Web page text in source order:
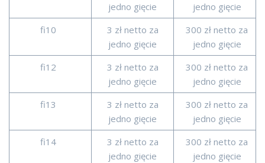
jedno gięcie
jedno gięcie
fi10
3 zł netto za
jedno gięcie
300 zł netto za
jedno gięcie
fi12
3 zł netto za
jedno gięcie
300 zł netto za
jedno gięcie
fi13
3 zł netto za
jedno gięcie
300 zł netto za
jedno gięcie
fi14
3 zł netto za
jedno gięcie
300 zł netto za
jedno gięcie